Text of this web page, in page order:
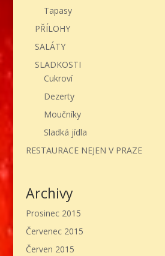
Tapasy
PŘÍLOHY
SALÁTY
SLADKOSTI
Cukroví
Dezerty
Moučníky
Sladká jídla
RESTAURACE NEJEN V PRAZE
Archivy
Prosinec 2015
Červenec 2015
Červen 2015